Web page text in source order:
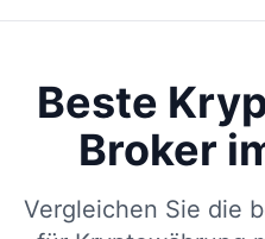
Beste
Broker
Vergleichen Sie die